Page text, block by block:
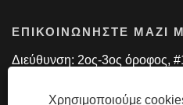
Χρησιμοποιούμε
ΕΠΙΚΟΙΝΩΝΉΣΤΕ ΜΑΖΊ
Διεύθυνση: 2ος-3ος όροφος,
Park, Hezhou, Xixiang Street,
Τηλ: 0086-13714225895